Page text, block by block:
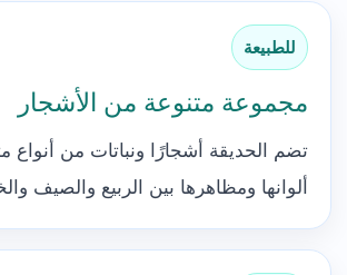
للطبيعة
مجموعة متنوعة من الأشجار
تضم الحديقة أشجارًا ونباتات من أنواع
ألوانها ومظاهرها بين الربيع والصيف